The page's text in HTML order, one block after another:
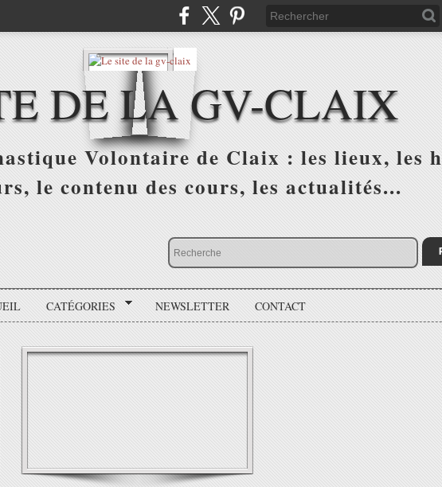
DE LA GV-CLAIX
Volontaire de Claix : les lieux, les
le contenu des cours, les actualités...
CATÉGORIES NEWSLETTER CONTACT